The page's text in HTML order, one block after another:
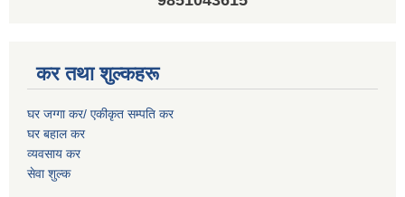
कर तथा शुल्कहरू
घर जग्गा कर/ एकीकृत सम्पति कर
घर बहाल कर
व्यवसाय कर
सेवा शुल्क